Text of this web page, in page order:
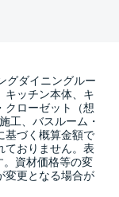
グダイニングルー
キッチン本体、キ
クローゼット（想
工、バスルーム・
基づく概算金額で
ておりません。表
資材価格等の変
変更となる場合が